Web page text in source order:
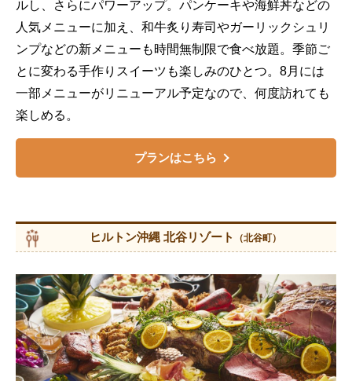
ルし、さらにパワーアップ。パンケーキや海鮮丼などの
人気メニューに加え、和牛炙り寿司やガーリックシュリ
ンプなどの新メニューも時間無制限で食べ放題。季節ご
とに変わる手作りスイーツも楽しみのひとつ。8月には
一部メニューがリニューアル予定なので、何度訪れても
楽しめる。
プランはこちら
ヒルトン沖縄 北谷リゾート （北谷町）